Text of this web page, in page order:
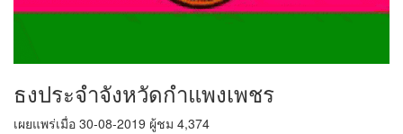
ธงประจำจังหวัดกำแพงเพชร
เผยแพร่เมื่อ 30-08-2019 ผู้ชม 4,374